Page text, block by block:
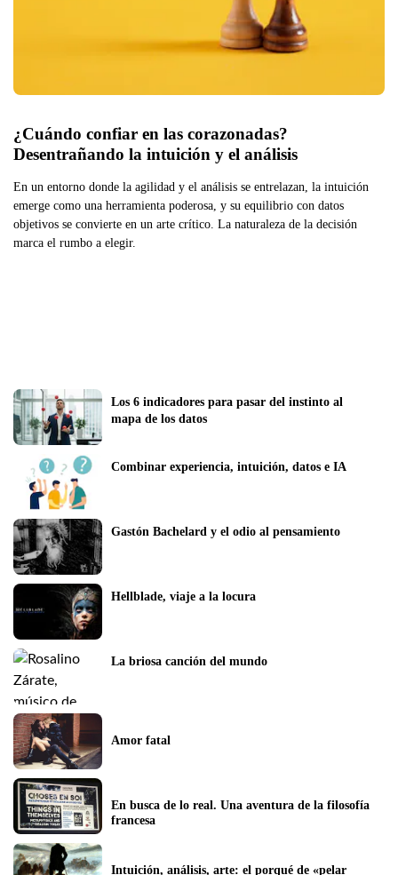
¿Cuándo confiar en las corazonadas?
Desentrañando la intuición y el análisis
En un entorno donde la agilidad y el análisis se entrelazan, la intuición
emerge como una herramienta poderosa, y su equilibrio con datos
objetivos se convierte en un arte crítico. La naturaleza de la decisión
marca el rumbo a elegir.
Los 6 indicadores para pasar del instinto al
Combinar experiencia, intuición, datos e IA
Gastón Bachelard y el odio al pensamiento
Hellblade, viaje a la locura
La briosa canción del mundo
Amor fatal
En busca de lo real. Una aventura de la filosofía
francesa
Intuición, análisis, arte: el porqué de «pelar